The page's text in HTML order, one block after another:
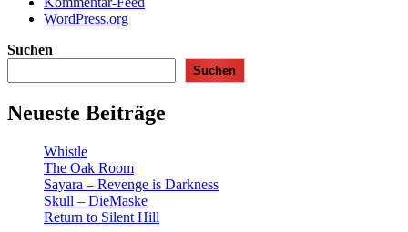
WordPress.org
Suchen
Suchen
Neueste Beiträge
Whistle
The Oak Room
Sayara – Revenge is Darkness
Skull – DieMaske
Return to Silent Hill